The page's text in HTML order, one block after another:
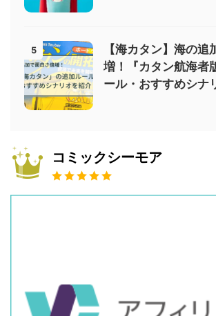
5
【海カタン】海の追
増！『カタン航海者
ール・おすすめシナ
コミックシーモア